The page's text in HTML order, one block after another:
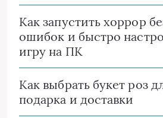
Как запустить хоррор
ошибок и быстро
игру на ПК
Как выбрать букет роз
подарка и доставки